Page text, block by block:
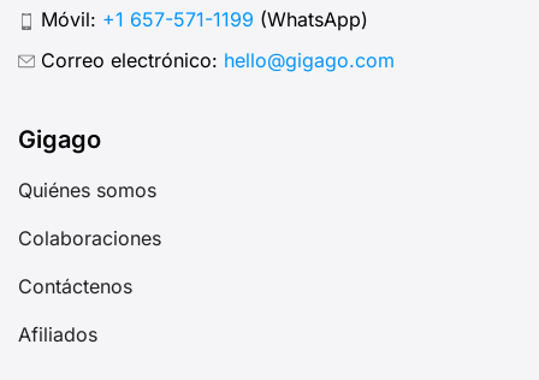
Móvil: +1 657-571-1199 (WhatsApp)
Correo electrónico: hello@gigago.com
Gigago
Quiénes somos
Colaboraciones
Contáctenos
Afiliados